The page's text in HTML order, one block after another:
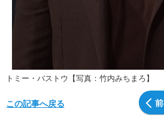
トミー・バストウ【写真：竹内みちまろ】
この記事へ戻る